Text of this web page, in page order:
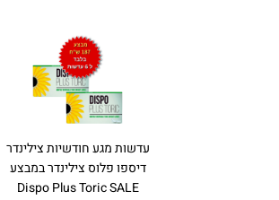
עדשות מגע חודשיות צילינדר
דיספו פלוס צילינדר במבצע
Dispo Plus Toric SALE